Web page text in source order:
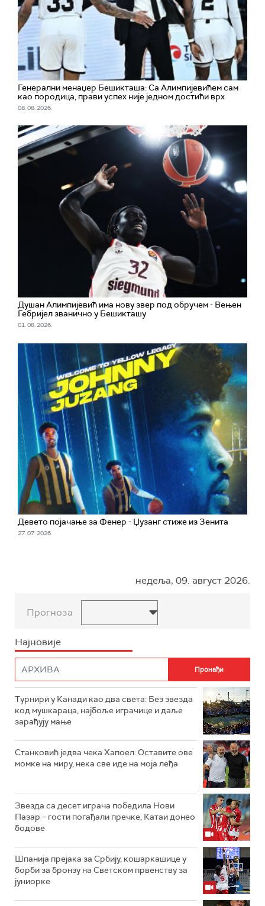
Генерални менаџер Бешикташа: Са Алимпијевићем сам
као породица, прави успех није једном достићи врх
08. 08. 2026.
Душан Алимпијевић има нову звер под обручем - Вењен
Гебријел званично у Бешикташу
01. 08. 2026.
Девето појачање за Фенер - Џузанг стиже из Зенита
27. 07. 2026.
недеља, 09. август 2026.
Прогноза
Најновије
Турнири у Канади као два света: Без звезда
код мушкараца, најбоље играчице и даље
зарађују мање
Станковић једва чека Хапоел: Оставите ове
момке на миру, нека све иде на моја леђа
Звезда са десет играча победила Нови
Пазар – гости погађали пречке, Катаи донео
бодове
Шпанија прејакa за Србију, кошаркашице у
борби за бронзу на Светском првенству за
јуниорке